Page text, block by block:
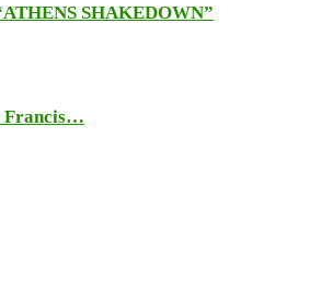
SHAKEDOWN”
Francis…